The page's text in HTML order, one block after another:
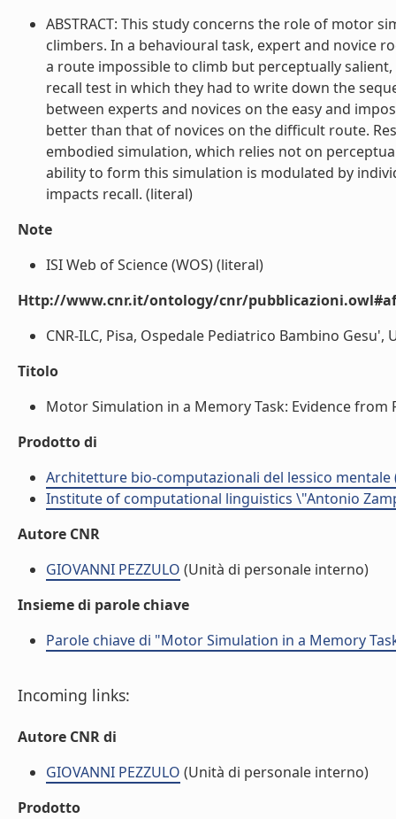
ABSTRACT: This study concerns the role of motor
climbers. In a behavioural task, expert and novice
a route impossible to climb but perceptually
recall test in which they had to write down the
between experts and novices on the easy and
better than that of novices on the difficult route.
embodied simulation, which relies not on
ability to form this simulation is modulated by
impacts recall. (literal)
Note
ISI Web of Science (WOS) (literal)
Http://www.cnr.it/ontology/cnr/
CNR-ILC, Pisa, Ospedale Pediatrico Bambino
Titolo
Motor Simulation in a Memory Task: Evidence from
Prodotto di
Architetture bio-computazionali del lessico mentale
Institute of computational linguistics \"Antonio
Autore CNR
GIOVANNI PEZZULO (Unità di personale interno)
Insieme di parole chiave
Parole chiave di "Motor Simulation in a Memory
Incoming links:
Autore CNR di
GIOVANNI PEZZULO (Unità di personale interno)
Prodotto